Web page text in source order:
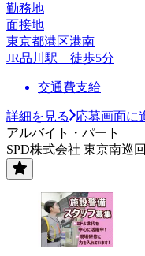
勤務地
面接地
東京都港区港南
JR品川駅 徒歩5分
交通費支給
詳細を見る
応募画面に
アルバイト・パート
SPD株式会社 東京南巡